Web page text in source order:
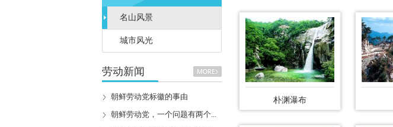
名山风景
城市风光
劳动新闻
朝鲜劳动党标徽的事由
朝鲜劳动党，一个问题有两个...
朴渊瀑布